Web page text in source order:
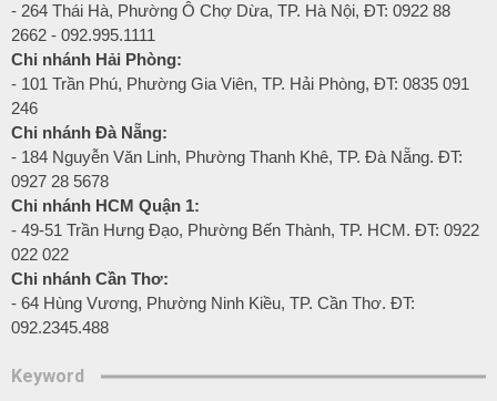
- 264 Thái Hà, Phường Ô Chợ Dừa, TP. Hà Nội, ĐT: 0922 88
2662 - 092.995.1111
Chi nhánh Hải Phòng:
- 101 Trần Phú, Phường Gia Viên, TP. Hải Phòng, ĐT: 0835 091
246
Chi nhánh Đà Nẵng:
- 184 Nguyễn Văn Linh, Phường Thanh Khê, TP. Đà Nẵng. ĐT:
0927 28 5678
Chi nhánh HCM Quận 1:
- 49-51 Trần Hưng Đạo, Phường Bến Thành, TP. HCM. ĐT: 0922
022 022
Chi nhánh Cần Thơ:
- 64 Hùng Vương, Phường Ninh Kiều, TP. Cần Thơ. ĐT:
092.2345.488
Keyword